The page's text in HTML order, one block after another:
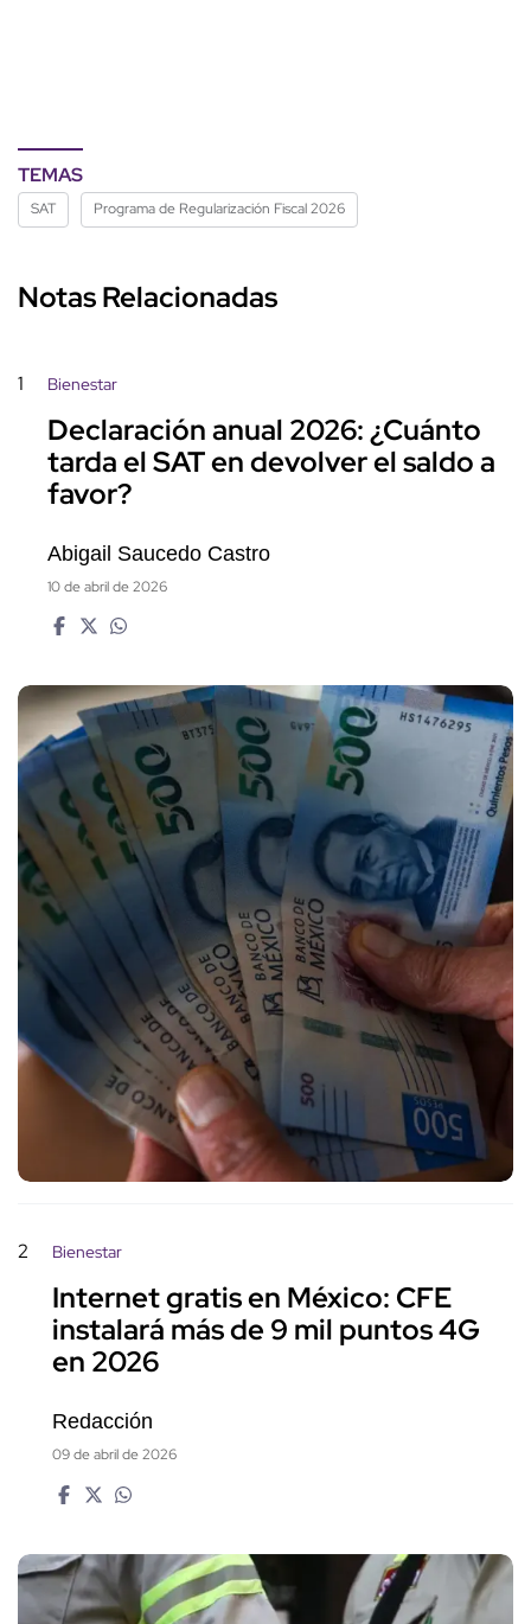
TEMAS
SAT Programa de Regularización Fiscal 2026
Notas Relacionadas
1 Bienestar
Declaración anual 2026: ¿Cuánto
tarda el SAT en devolver el saldo a
favor?
Abigail Saucedo Castro
10 de abril de 2026
2 Bienestar
Internet gratis en México: CFE
instalará más de 9 mil puntos 4G
en 2026
Redacción
09 de abril de 2026